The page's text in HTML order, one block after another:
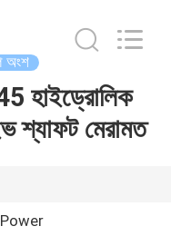
অংশ
হাইড্রোলিক
শ্যাফট মেরামত